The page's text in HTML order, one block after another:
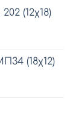
(12χ18)
(18χ12)